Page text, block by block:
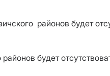
районов будет
будет